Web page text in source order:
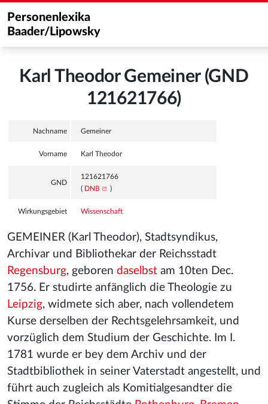
Personenlexika
Baader/Lipowsky
Karl Theodor Gemeiner (GND
121621766)
Nachname Gemeiner
Vorname Karl Theodor
GND
121621766
( DNB )
Wirkungsgebiet Wissenschaft
GEMEINER (Karl Theodor), Stadtsyndikus,
Archivar und Bibliothekar der Reichsstadt
Regensburg, geboren daselbst am 10ten Dec.
1756. Er studirte anfänglich die Theologie zu
Leipzig, widmete sich aber, nach vollendetem
Kurse derselben der Rechtsgelehrsamkeit, und
vorzüglich dem Studium der Geschichte. Im I.
1781 wurde er bey dem Archiv und der
Stadtbibliothek in seiner Vaterstadt angestellt, und
führt auch zugleich als Komitialgesandter die